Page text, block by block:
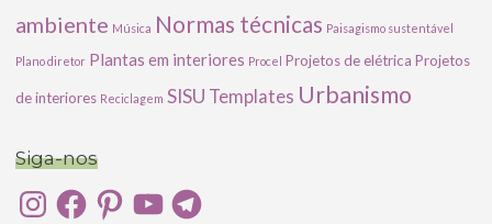
ambiente Música Normas técnicas Paisagismo sustentável
Plano diretor Plantas em interiores Procel Projetos de elétrica Projetos
de interiores Reciclagem SISU Templates Urbanismo
Siga-nos
InstagramFacebookPinterestYouTubeTelegram